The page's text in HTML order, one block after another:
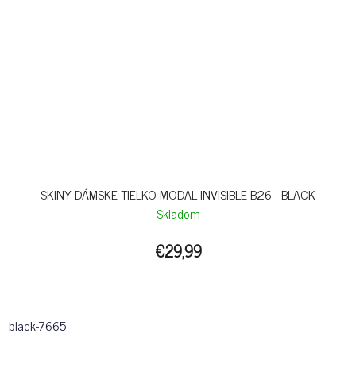
SKINY DÁMSKE TIELKO MODAL INVISIBLE B26 - BLACK
Skladom
€29,99
black-7665